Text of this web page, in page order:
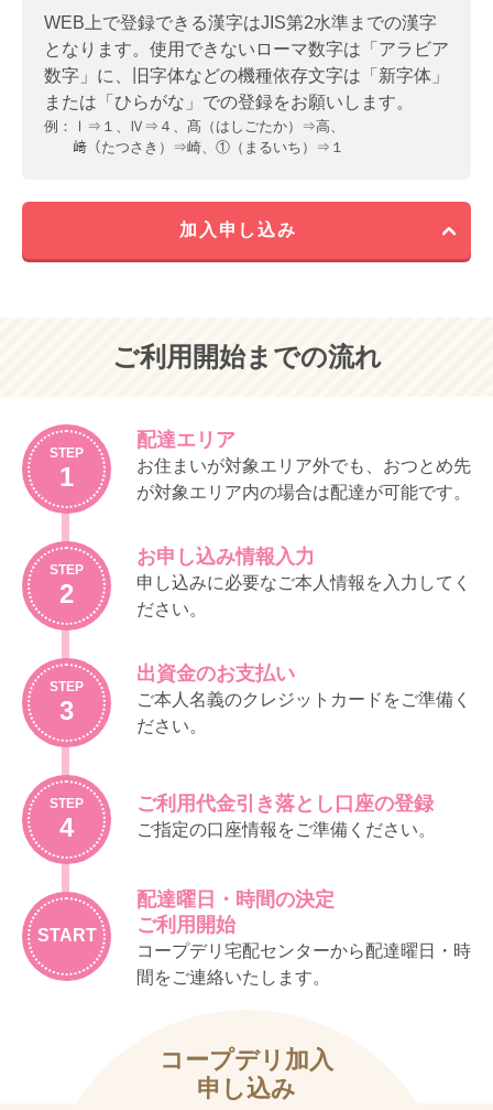
個別の申込書等によるものとします。
（サービス内容）
第２条
コープデリ宅配では、利用者（次条によ
り利用登録を行った利用名義者）に対し
て、事前に注文いただいた商品を配達し
ます。
か、当生協が提供する次の事項のために
宅配事業の仕組みを利用することができ
関する資料をお届けします）
災害、極度の悪天候、事故、戦争・地域
紛争、テロ、感染症、停電、その他当生
協に基づかない事由により宅配事業のサ
ービスの全部又は一部の提供を停止する
た商品の提供に関わる部分を除き、サー
ビスの提供の停止について、生協は責任
を負わないものとします。
第３条
組合員は、生協の定めにしたがって利用
登録を行うことで、前条に定める宅配事
業のサービスを利用することができま
います）の引落しに利用する銀行等金融
機関の口座の登録が必要です。登録口座
として、本人以外の口座を登録する場合
らの異議については、利用者が責任をも
って対応することとします。
未成年者が宅配事業の利用を希望する場
合は、当生協が定める利用限度額の範囲
の購入についても、法律が禁止する場合
を除き、法定代理人の同意を得ているも
のとみなします。また、高齢者が宅配事
第２条
ウイークリーコープの利用に際しては、
利用代金・手数料等の振替口座を登録し
ていただくものとします。
振替口座登録にあたっては、口座名義人
の承諾を得るものとします。この場合、
名義人からの異議については、利用登録
す。
利用者は所定の WEB ページにメールアド
レス、パスワード等の必要事項を入力
規程のほか、「コープデリｅフレンズ利
用規程」の定めるところによります。
第３条
生協は、利用者（前条により利用登録を
行った利用名義者）に対して、基本的に
週 1 回、商品カタログ及び注文書（以
達します。
利用者は、前項に定めるサービスのほ
か、次の事項のために宅配事業の仕組み
①各種サービス事業に関する紹介依頼
（生協は依頼を受けたサービス事業に
関する資料をお届けします）
③募金（生協は商品の代金とともに募金
額を預かり、あらかじめご案内した募
前項の②及び③に係る金銭の収受につい
ては、本規程の第１２条以下の定めると
ころによります。
生協は、年末など特殊な時期に関し別途
ご案内した場合を除き、基本的に毎週、
品カタログ等をお届けします。ただし、
８週連続でご注文をいただけなかった場
合、生協は商品カタログ等のお届けを停
WEB上で登録できる漢字はJIS第2水準までの漢字
となります。使用できないローマ数字は「アラビア
数字」に、旧字体などの機種依存文字は「新字体」
または「ひらがな」での登録をお願いします。
例：
Ⅰ⇒１、Ⅳ⇒４、髙（はしごたか）⇒高、
﨑（たつさき）⇒崎、①（まるいち）⇒１
加入申し込み
ご利用開始までの流れ
STEP
1
配達エリア
お住まいが対象エリア外でも、おつとめ先
が対象エリア内の場合は配達が可能です。
STEP
2
お申し込み情報入力
申し込みに必要なご本人情報を入力してく
ださい。
STEP
3
出資金のお支払い
ご本人名義のクレジットカードをご準備く
ださい。
STEP
4
ご利用代金引き落とし口座の登録
ご指定の口座情報をご準備ください。
START
配達曜日・時間の決定
ご利用開始
コープデリ宅配センターから配達曜日・時
間をご連絡いたします。
コープデリ加入
申し込み